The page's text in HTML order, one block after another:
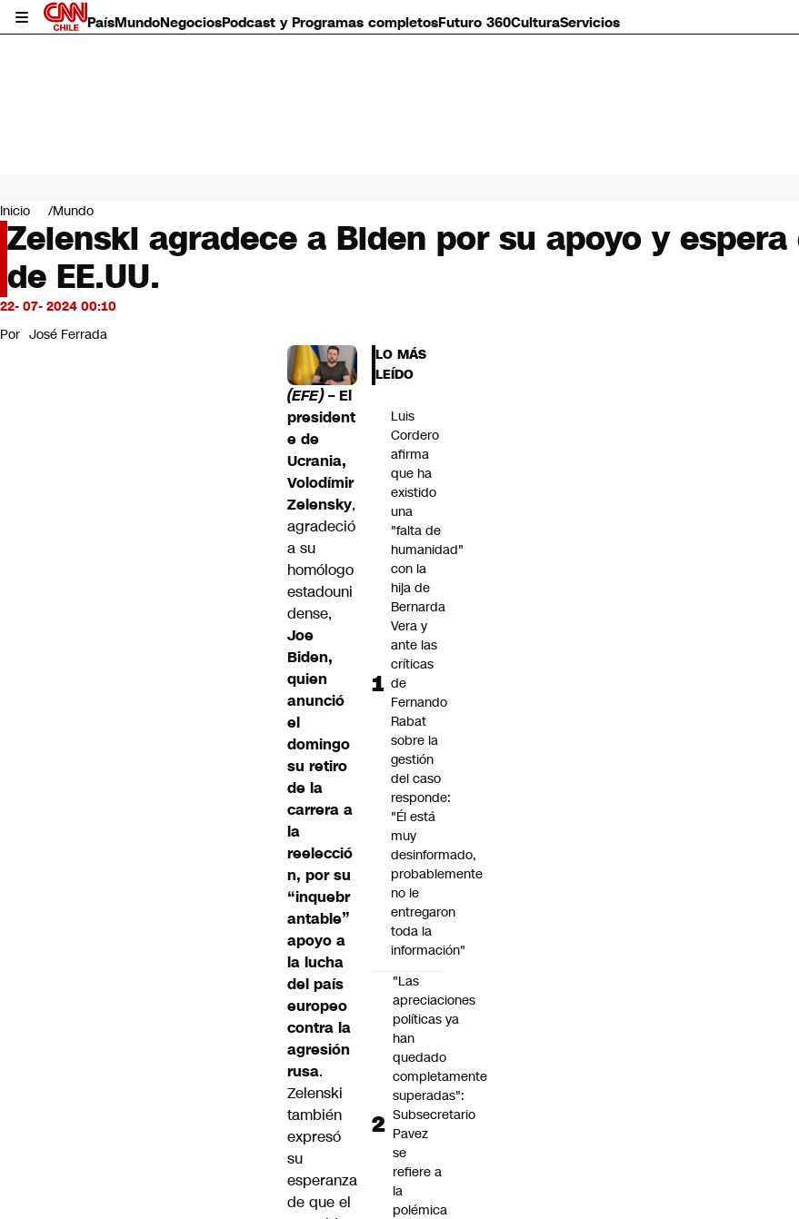
PaísMundoNegociosPodcast y Programas completosFuturo 360CulturaServicios
Mundo
Negocios
Deportes
Programas completos
Cultura
Servicios
Bits
CNN Data
Inicio Mundo
Zelenski agradece a Biden por su apoyo y
de EE.UU.
22- 07- 2024 00:10
Por José Ferrada
(EFE) –El
president
e de
Ucrania,
Volodímir
Zelensky,
agradeció
a su
homólogo
estadouni
dense,
Joe
Biden,
quien
anunció
el
domingo
su retiro
de la
carrera a
la
reelecció
n, por su
“inquebr
antable”
apoyo a
la lucha
del país
europeo
contra la
agresión
rusa.
Zelenski
también
expresó
su
esperanza
de que el
LO MÁS
LEÍDO
Luis
Cordero
afirma
que ha
existido
una
"falta de
humanidad"
con la
hija de
Bernarda
Vera y
ante las
críticas
de
Fernando
Rabat
sobre la
gestión
del caso
responde:
"Él está
muy
desinformado,
probablemente
no le
entregaron
toda la
información"
"Las
apreciaciones
políticas ya
han
quedado
completamente
superadas":
Subsecretario
Pavez
se
refiere a
la
polémica